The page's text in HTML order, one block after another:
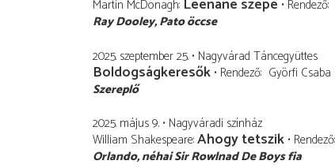
Martin McDonagh Leenane szépe Rendező
Ray Dooley Pato öccse
2025. szeptember 25. Nagyvárad Táncegyüttes
Boldogságkeresők Rendező Györfi Csaba
Szereplő
2025. május 9. Nagyváradi színház
William Shakespeare Ahogy tetszik Rendező
Orlando néhai Sir Rowlnad De Boys fia